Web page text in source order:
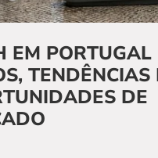
EM PORTUGAL
TENDÊNCIAS
DE